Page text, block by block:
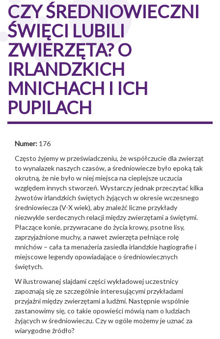
CZY ŚREDNIOWIECZNI
ŚWIĘCI LUBILI
ZWIERZĘTA? O
IRLANDZKICH
MNICHACH I ICH
PUPILACH
Numer: 176
Często żyjemy w przeświadczeniu, że współczucie dla zwierząt
to wynalazek naszych czasów, a średniowiecze było epoką tak
okrutną, że nie było w niej miejsca na cieplejsze uczucia
względem innych stworzeń. Wystarczy jednak przeczytać kilka
żywotów irlandzkich świętych żyjących w okresie wczesnego
średniowiecza (V-X wiek), aby znaleźć liczne przykłady
niezwykle serdecznych relacji między zwierzętami a świętymi.
Płaczące konie, przywracane do życia krowy, psotne lisy,
zaprzyjaźnione muchy, a nawet zwierzęta pełniące rolę
mnichów – cała ta menażeria zasiedla irlandzkie hagiografie i
miejscowe legendy opowiadające o średniowiecznych
świętych.
W ilustrowanej slajdami części wykładowej uczestnicy
zapoznają się ze szczególnie interesującymi przykładami
przyjaźni między zwierzętami a ludźmi. Następnie wspólnie
zastanowimy się, co takie opowieści mówią nam o ludziach
żyjących w średniowieczu. Czy w ogóle możemy je uznać za
wiarygodne źródło?